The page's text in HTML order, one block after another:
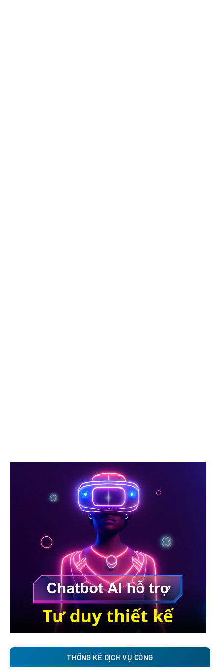
THỐNG KÊ DỊCH VỤ CÔNG